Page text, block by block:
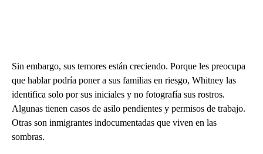
Sin embargo, sus temores están creciendo. Porque les preocupa
que hablar podría poner a sus familias en riesgo, Whitney las
identifica solo por sus iniciales y no fotografía sus rostros.
Algunas tienen casos de asilo pendientes y permisos de trabajo.
Otras son inmigrantes indocumentadas que viven en las
sombras.